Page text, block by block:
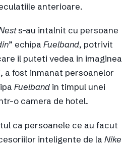
anterioare.
s-au intalnit cu persoane
” echipa Fuelband, potrivit
il puteti vedea in imaginea
a fost inmanat persoanelor
Fuelband in timpul unei
o camera de hotel.
ca persoanele ce au facut
inteligente de la Nike